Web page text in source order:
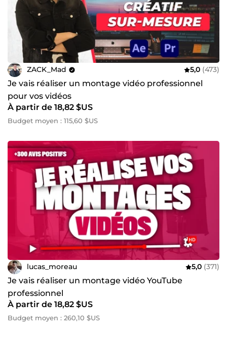
ZACK_Mad 5,0 (473)
Je vais réaliser un montage vidéo professionnel
pour vos vidéos
À partir de 18,82 $US
Budget moyen : 115,60 $US
lucas_moreau 5,0 (371)
Je vais réaliser un montage vidéo YouTube
professionnel
À partir de 18,82 $US
Budget moyen : 260,10 $US